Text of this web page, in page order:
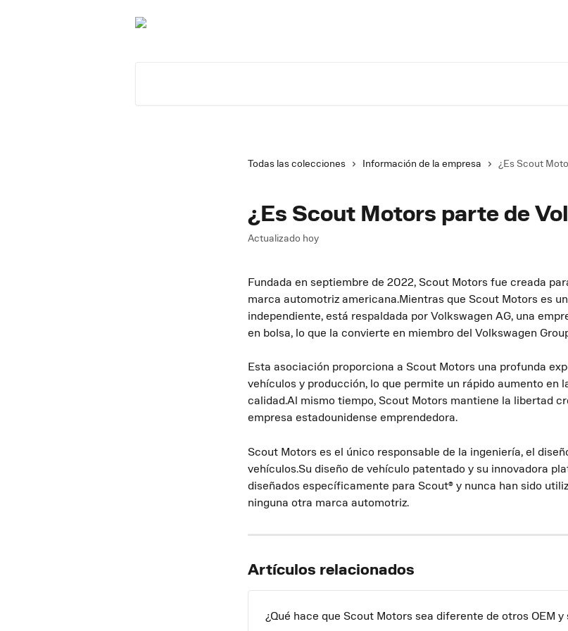
Todas las colecciones Información de la empresa ¿Es Scout
¿Es Scout Motors parte de
Actualizado hoy
Fundada en septiembre de 2022, Scout Motors fue creada
marca automotriz americana.Mientras que Scout Motors es
independiente, está respaldada por Volkswagen AG, una
en bolsa, lo que la convierte en miembro del Volkswagen
Esta asociación proporciona a Scout Motors una profunda
vehículos y producción, lo que permite un rápido aumento en
calidad.Al mismo tiempo, Scout Motors mantiene la libertad
empresa estadounidense emprendedora.
Scout Motors es el único responsable de la ingeniería, el
vehículos.Su diseño de vehículo patentado y su innovadora
diseñados específicamente para Scout® y nunca han sido
ninguna otra marca automotriz.
Artículos relacionados
¿Qué hace que Scout Motors sea diferente de otros OEM y